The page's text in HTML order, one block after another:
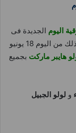
اليوم الجديدة فى
– و ذلك من اليوم 18 يونيو
هايبر ماركت بجميع
و لولو الجبيل